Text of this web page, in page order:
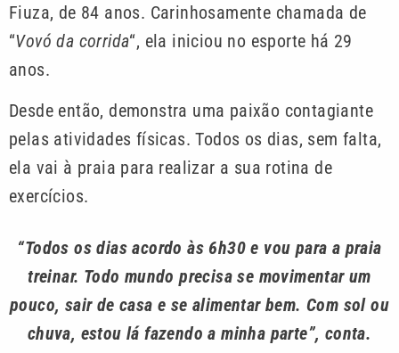
Fiuza, de 84 anos. Carinhosamente chamada de
“Vovó da corrida“, ela iniciou no esporte há 29
anos.
Desde então, demonstra uma paixão contagiante
pelas atividades físicas. Todos os dias, sem falta,
ela vai à praia para realizar a sua rotina de
exercícios.
“Todos os dias acordo às 6h30 e vou para a praia
treinar. Todo mundo precisa se movimentar um
pouco, sair de casa e se alimentar bem. Com sol ou
chuva, estou lá fazendo a minha parte”, conta.